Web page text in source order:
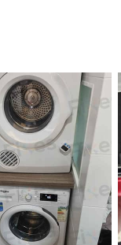
及時取出衣
。
以致電
門維修。維修
處港島、九
的洗衣機維修
維修兵團網站